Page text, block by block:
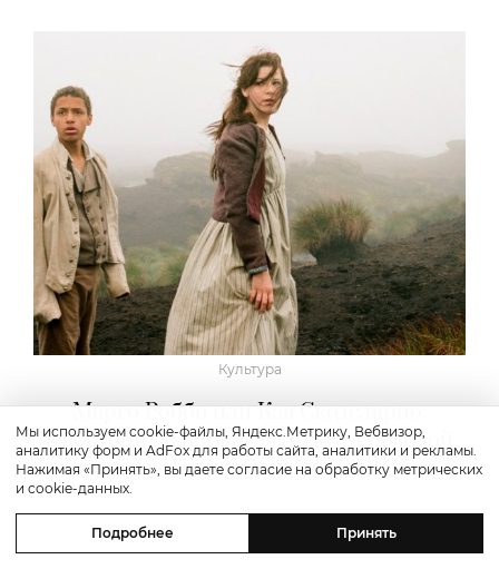
Культура
Марго Робби или Кая Скоделарио:
в повторный прокат выходит «Грозовой
перевал» Андреа Арнольд 2011 года
Мы используем cookie-файлы, Яндекс.Метрику, Вебвизор,
аналитику форм и AdFox для работы сайта, аналитики и рекламы.
Нажимая «Принять», вы даете согласие на обработку метрических
и cookie-данных.
Подробнее Принять